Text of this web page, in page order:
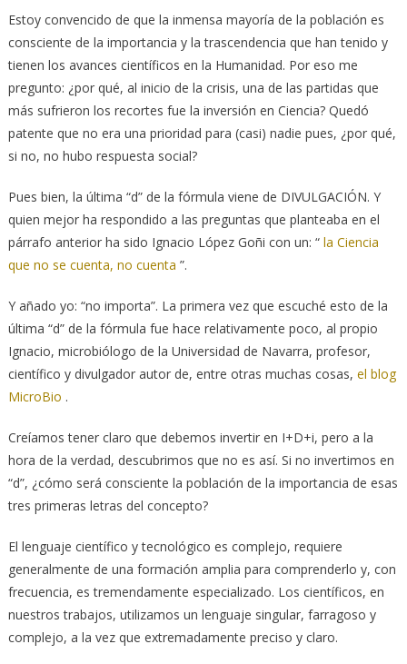
Estoy convencido de que la inmensa mayoría de la población es
consciente de la importancia y la trascendencia que han tenido y
tienen los avances científicos en la Humanidad. Por eso me
pregunto: ¿por qué, al inicio de la crisis, una de las partidas que
más sufrieron los recortes fue la inversión en Ciencia? Quedó
patente que no era una prioridad para (casi) nadie pues, ¿por qué,
si no, no hubo respuesta social?
Pues bien, la última “d” de la fórmula viene de DIVULGACIÓN. Y
quien mejor ha respondido a las preguntas que planteaba en el
párrafo anterior ha sido Ignacio López Goñi con un: “ la Ciencia
que no se cuenta, no cuenta ”.
Y añado yo: “no importa”. La primera vez que escuché esto de la
última “d” de la fórmula fue hace relativamente poco, al propio
Ignacio, microbiólogo de la Universidad de Navarra, profesor,
científico y divulgador autor de, entre otras muchas cosas, el blog
MicroBio .
Creíamos tener claro que debemos invertir en I+D+i, pero a la
hora de la verdad, descubrimos que no es así. Si no invertimos en
“d”, ¿cómo será consciente la población de la importancia de esas
tres primeras letras del concepto?
El lenguaje científico y tecnológico es complejo, requiere
generalmente de una formación amplia para comprenderlo y, con
frecuencia, es tremendamente especializado. Los científicos, en
nuestros trabajos, utilizamos un lenguaje singular, farragoso y
complejo, a la vez que extremadamente preciso y claro.